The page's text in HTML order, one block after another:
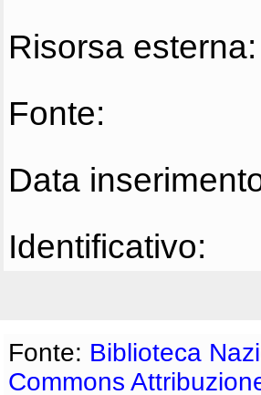
Risorsa esterna:
Fonte:
Data
Identificativo:
Fonte: Biblioteca
Commons